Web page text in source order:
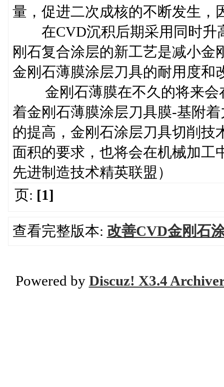
量，促进二次成核的不断发生，
在CVD沉积后期采用同时升
刚石复合涂层的新工艺是减小
金刚石薄膜涂层刀具的耐用度和
金刚石薄膜在不久的将来会
着金刚石薄膜涂层刀具膜-基附
的提高，金刚石涂层刀具切削技
面积的要求，也将会在机械加工
先进制造技术精英联盟）
页: [1]
查看完整版本: 改善CVD金刚石
Powered by Discuz! X3.4